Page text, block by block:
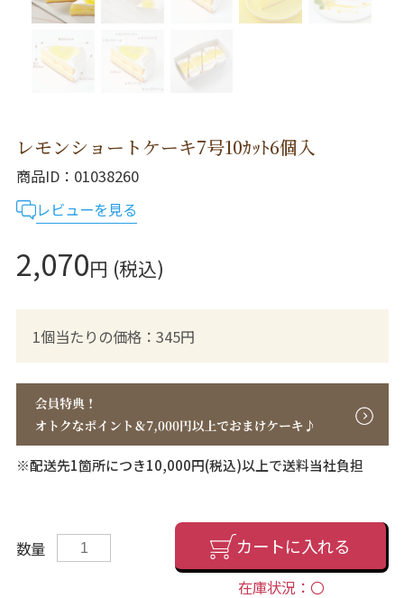
レモンショートケーキ7号10ｶｯﾄ6個入
商品ID
01038260
レビューを見る
2,070円 (税込)
1個当たりの価格：345円
※配送先1箇所につき10,000円(税込)以上で送料当社負担
数量 カートに入れる
在庫状況：〇